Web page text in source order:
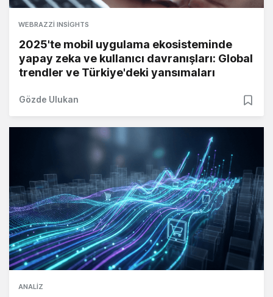
WEBRAZZI INSIGHTS
2025'te mobil uygulama ekosisteminde
yapay zeka ve kullanıcı davranışları: Global
trendler ve Türkiye'deki yansımaları
Gözde Ulukan
ANALIZ